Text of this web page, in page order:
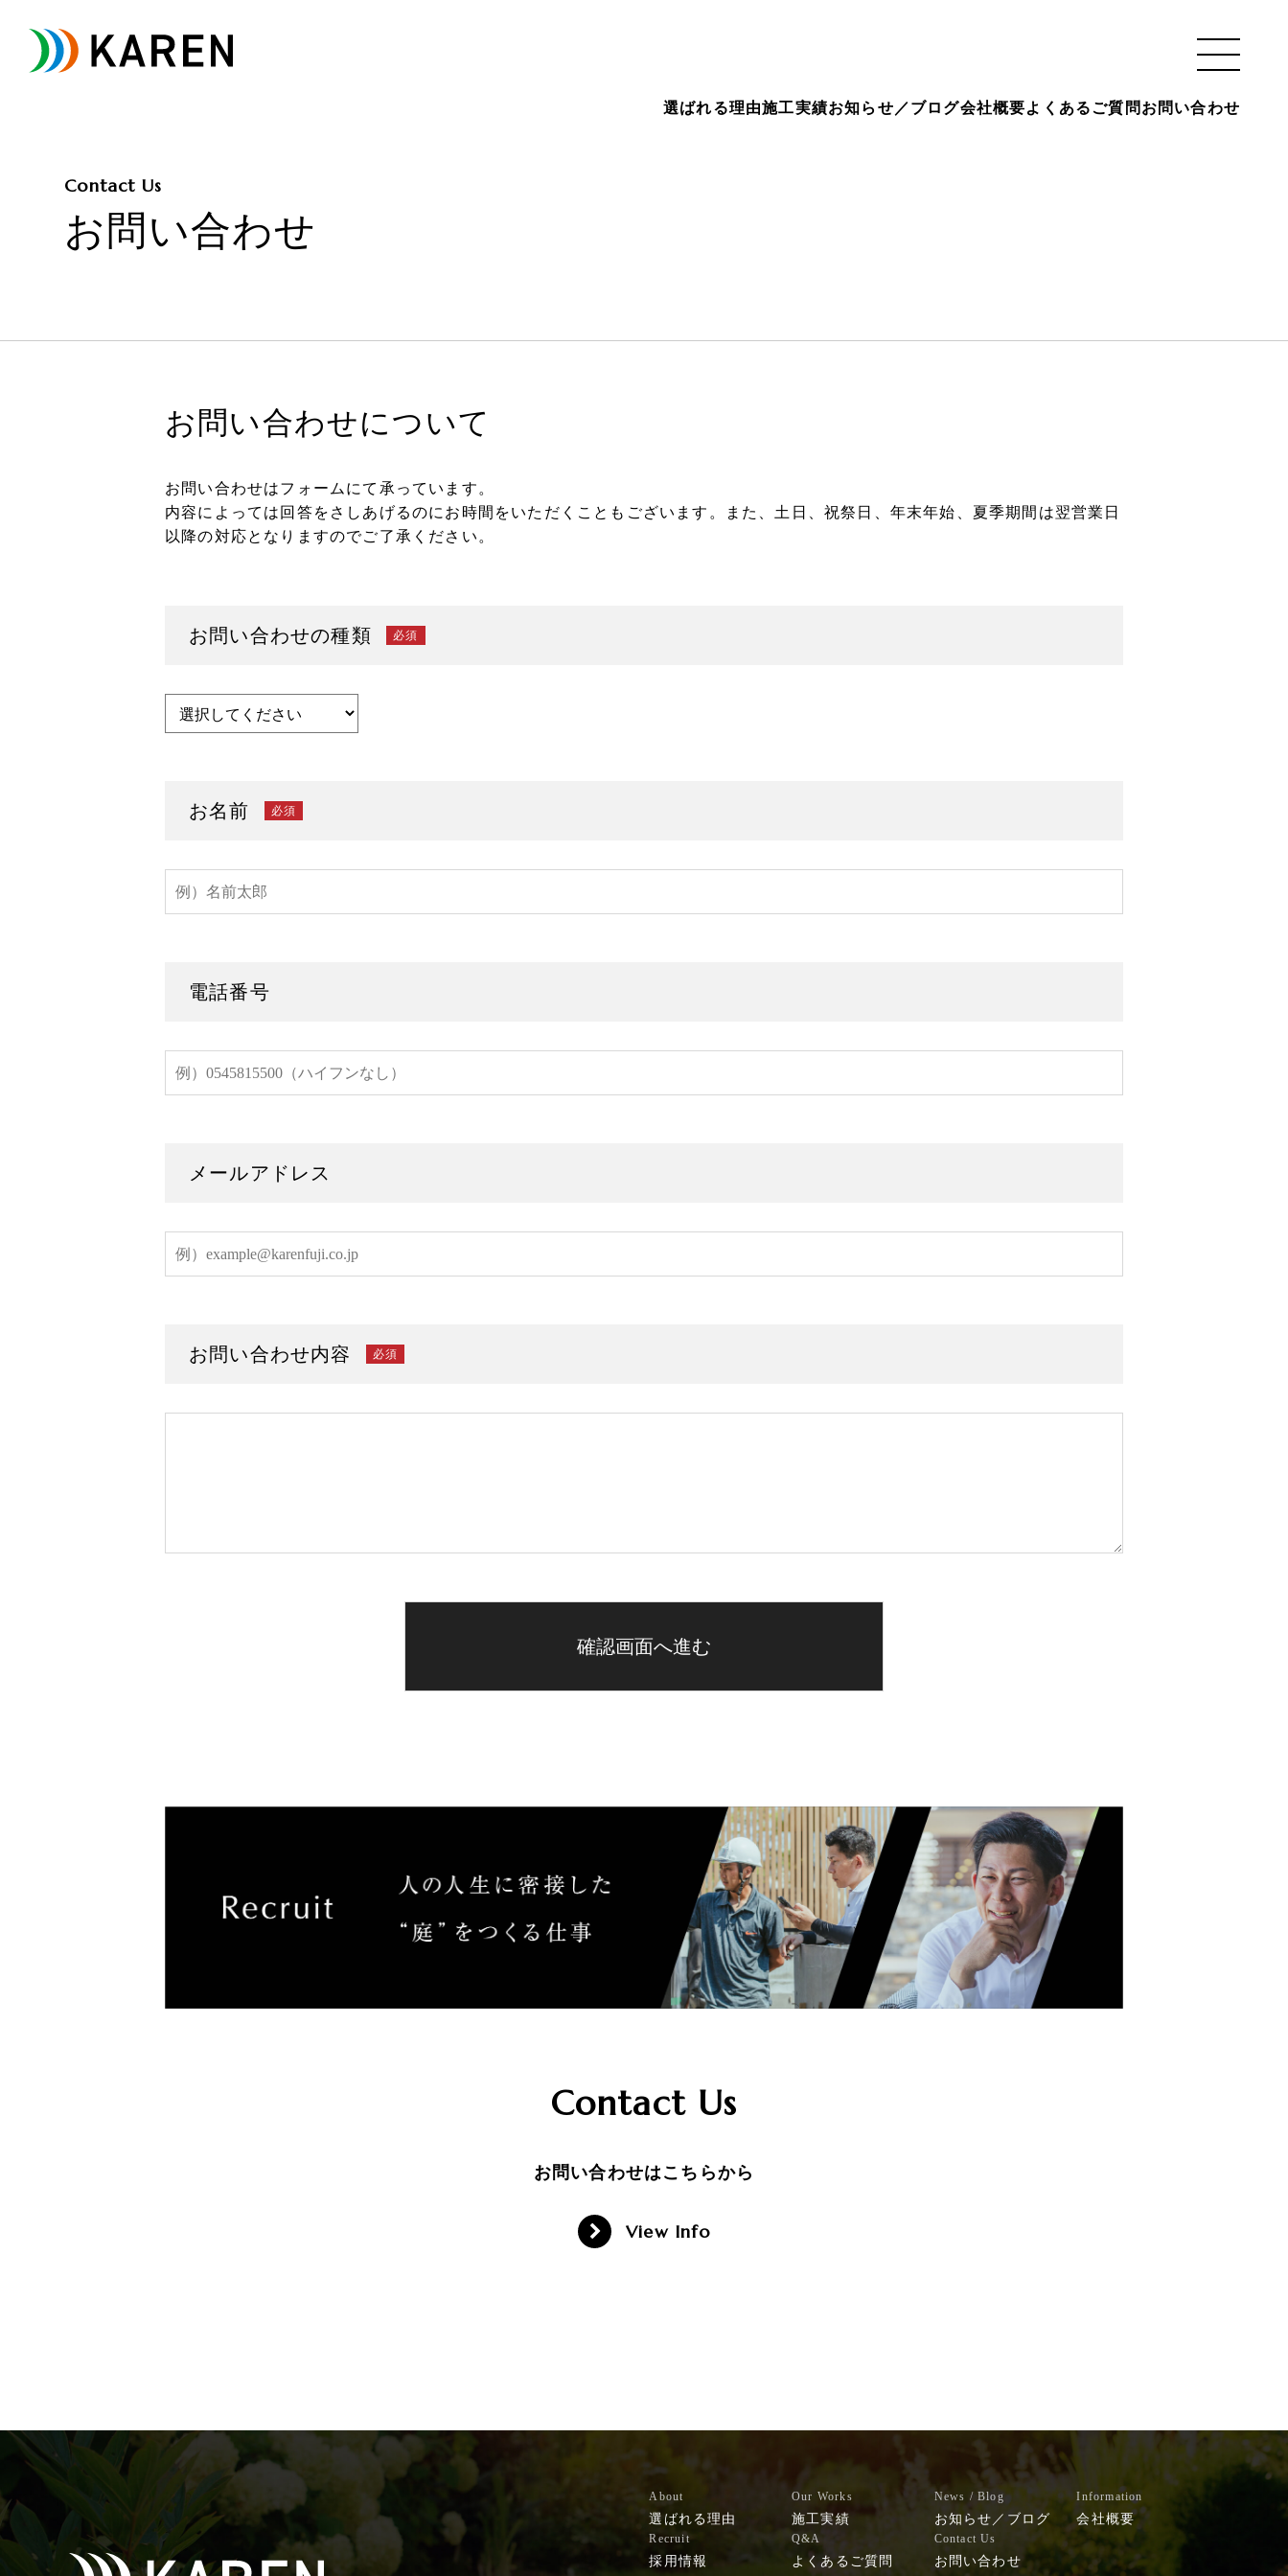
選ばれる理由施工実績お知らせ／ブログ会社概要よくあるご質問 お問い合わせ
Contact Us
お問い合わせ
お問い合わせについて
お問い合わせはフォームにて承っています。
内容によっては回答をさしあげるのにお時間をいただくこともございます。また、土日、祝祭日、年末年始、夏季期間は翌営業日
以降の対応となりますのでご了承ください。
お問い合わせの種類 必須
お名前 必須
電話番号
メールアドレス
お問い合わせ内容 必須
Contact Us
お問い合わせはこちらから
View Info
About
選ばれる理由
Our Works
施工実績
News / Blog
お知らせ／ブログ
Information
会社概要
Recruit
採用情報
Q&A
よくあるご質問
Contact Us
お問い合わせ